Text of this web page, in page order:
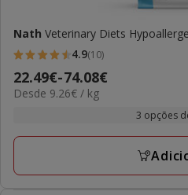
Nath Veterinary Diets
4.9
estrelas
com
avaliações
4.9(10)
Preço
de
a
22.49€-74.08€
9.26€
Desde 9.26€ / kg
3 opções